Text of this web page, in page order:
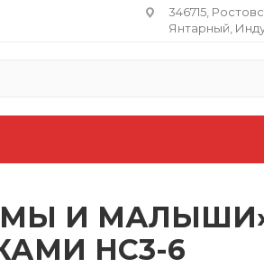
346715,
Янтарный,
И
НС3-6